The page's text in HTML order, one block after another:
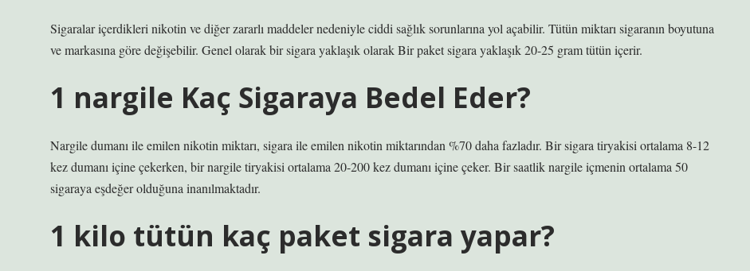
Sigaralar içerdikleri nikotin ve diğer zararlı maddeler nedeniyle ciddi sağlık sorunlarına yol açabilir. Tütün miktarı sigaranın boyutuna
ve markasına göre değişebilir. Genel olarak bir sigara yaklaşık olarak Bir paket sigara yaklaşık 20-25 gram tütün içerir.
1 nargile Kaç Sigaraya Bedel Eder?
Nargile dumanı ile emilen nikotin miktarı, sigara ile emilen nikotin miktarından %70 daha fazladır. Bir sigara tiryakisi ortalama 8-12
kez dumanı içine çekerken, bir nargile tiryakisi ortalama 20-200 kez dumanı içine çeker. Bir saatlik nargile içmenin ortalama 50
sigaraya eşdeğer olduğuna inanılmaktadır.
1 kilo tütün kaç paket sigara yapar?